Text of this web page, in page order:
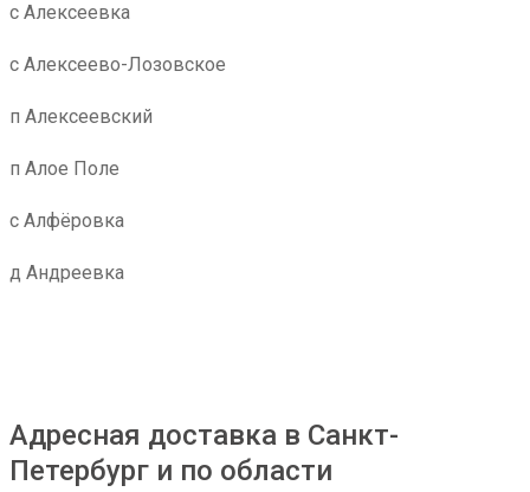
с Алексеевка
с Алексеево-Лозовское
п Алексеевский
п Алое Поле
с Алфёровка
д Андреевка
Адресная доставка в Санкт-
Петербург и по области